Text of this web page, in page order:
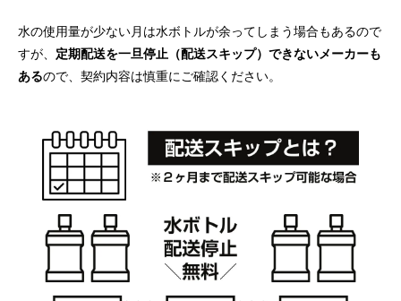
水の使用量が少ない月は水ボトルが余ってしまう場合もあるので
すが、 定期配送を一旦停止（配送スキップ）できないメーカーも
あるので、契約内容は慎重にご確認ください。